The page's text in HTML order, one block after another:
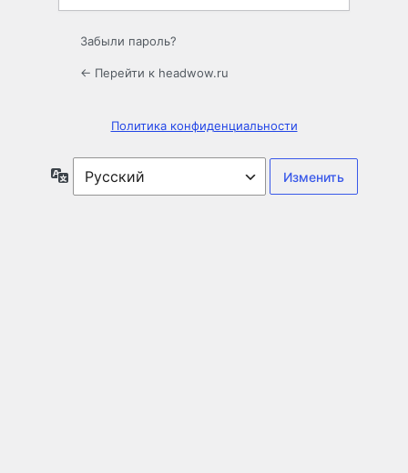
Забыли пароль?
← Перейти к headwow.ru
Политика конфиденциальности
Язык